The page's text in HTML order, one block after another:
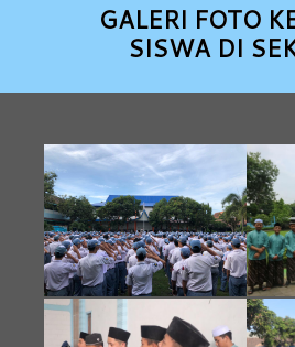
GALERI FOTO
SISWA DI